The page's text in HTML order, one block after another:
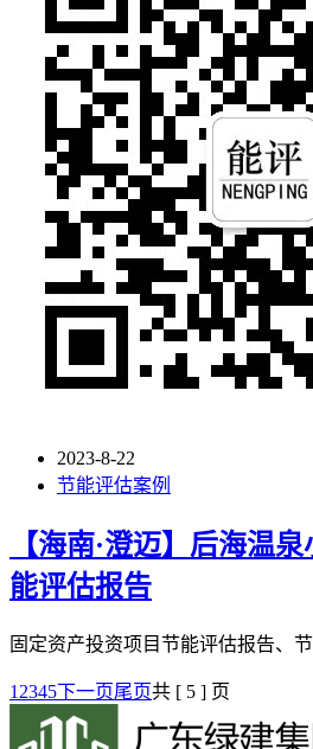
2023-8-22
节能评估案例
【海南·澄迈】后海温
能评估报告
固定资产投资项目节能评估报告、
1 2345下一页尾页共 [ 5 ] 页